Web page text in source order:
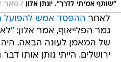
"שותף אמיתי לדרך". יונתן אלון / מאור
לאחר ההפסד אמש להפועל
גמר הפלייאוף, אמר אלון:
של המאמן לעונה הבאה.
ירושלים. הייתי נותן אותו